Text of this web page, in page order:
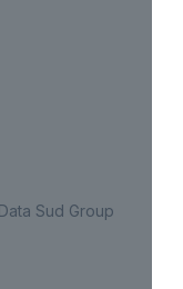
Sud Group